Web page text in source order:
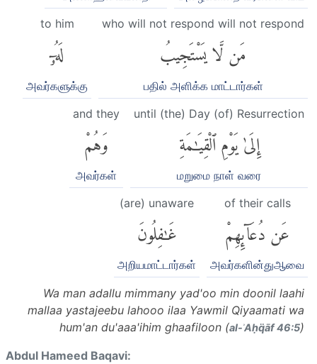
who will not respond will not respond
مَن لَّا يَسْتَجِيبُ
பதில் அளிக்க மாட்டார்கள்
to him
لَهُۥٓ
அவர்களுக்கு
until (the) Day (of) Resurrection
إِلَىٰ يَوْمِ ٱلْقِيَٰمَةِ
மறுமை நாள் வரை
and they
وَهُمْ
அவர்கள்
of their calls
عَن دُعَآئِهِمْ
அவர்களின்துஆவை
(are) unaware
غَٰفِلُونَ
அறியமாட்டார்கள்
Wa man adallu mimmany yad'oo min doonil laahi
mallaa yastajeebu lahooo ilaa Yawmil Qiyaamati wa
hum'an du'aaa'ihim ghaafiloon (al-ʾAḥq̈āf 46:5)
Abdul Hameed Baqavi: